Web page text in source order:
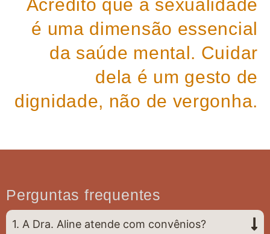
Acredito que a sexualidade
é uma dimensão essencial
da saúde mental. Cuidar
dela é um gesto de
dignidade, não de vergonha.
Perguntas frequentes
1. A Dra. Aline atende com convênios?